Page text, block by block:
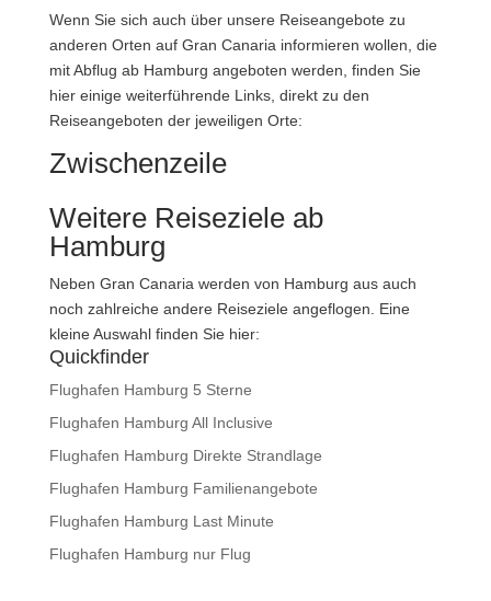
Wenn Sie sich auch über unsere Reiseangebote zu
anderen Orten auf Gran Canaria informieren wollen, die
mit Abflug ab Hamburg angeboten werden, finden Sie
hier einige weiterführende Links, direkt zu den
Reiseangeboten der jeweiligen Orte:
Zwischenzeile
Weitere Reiseziele ab
Hamburg
Neben Gran Canaria werden von Hamburg aus auch
noch zahlreiche andere Reiseziele angeflogen. Eine
kleine Auswahl finden Sie hier:
Quickfinder
Flughafen Hamburg 5 Sterne
Flughafen Hamburg All Inclusive
Flughafen Hamburg Direkte Strandlage
Flughafen Hamburg Familienangebote
Flughafen Hamburg Last Minute
Flughafen Hamburg nur Flug